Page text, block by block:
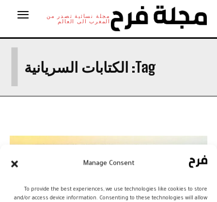
Manage Consent
To provide the best experiences, we use technologies like cookies to store
and/or access device information. Consenting to these technologies will allow
مجلة نسائية تصدر من
المغرب الى العالم
Tag: الكتابات السريانية